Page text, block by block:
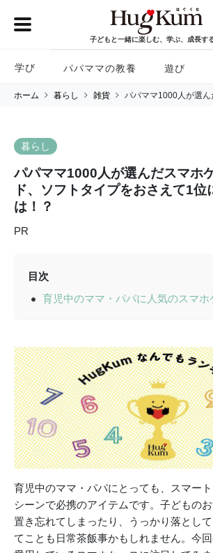
子どもと一緒に楽しむ、学ぶ、成長する
学び パパママの教養 遊び
ホーム 暮らし 雑貨 パパママ1000人が選
暮らし
パパママ1000人が選んだスマホ
ド、ソフトタイプをおさえて1位
は！？
PR
目次
育児中のママ・パパに人気のスマホ
育児中のママ・パパにとっても、スマー
シーンで必携のアイテムです。子どもの
置き忘れてしまったり、うっかり落とし
てことも日常茶飯事かもしれません。今